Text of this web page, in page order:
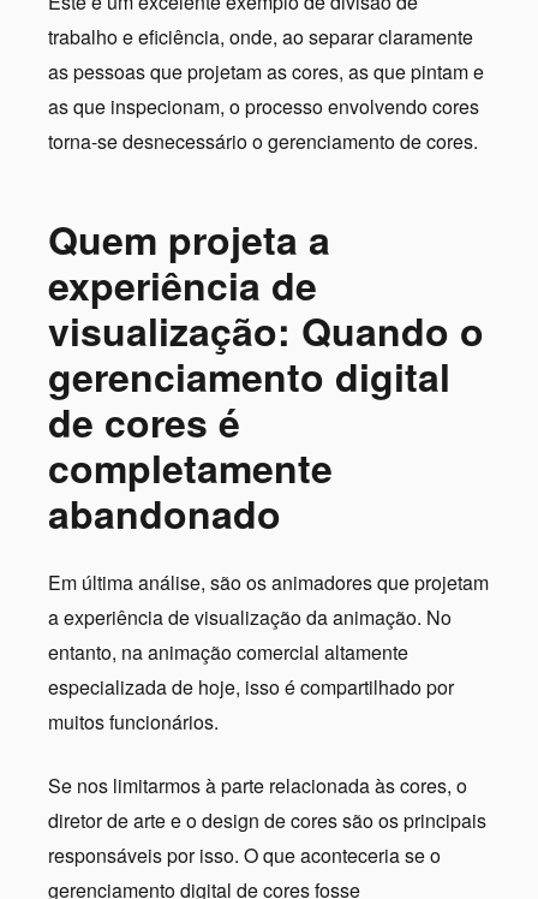
trabalho e eficiência, onde, ao separar claramente
as pessoas que projetam as cores, as que pintam e
as que inspecionam, o processo envolvendo cores
torna-se desnecessário o gerenciamento de cores.
Quem projeta a
experiência de
visualização: Quando o
gerenciamento digital
de cores é
completamente
abandonado
Em última análise, são os animadores que projetam
a experiência de visualização da animação. No
entanto, na animação comercial altamente
especializada de hoje, isso é compartilhado por
muitos funcionários.
Se nos limitarmos à parte relacionada às cores, o
diretor de arte e o design de cores são os principais
responsáveis por isso. O que aconteceria se o
gerenciamento digital de cores fosse